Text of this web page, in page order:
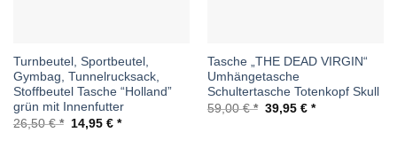
Turnbeutel, Sportbeutel,
Gymbag, Tunnelrucksack,
Stoffbeutel Tasche “Holland”
grün mit Innenfutter
26,50€
Ursprünglicher
14,95 € Aktueller
Tasche „THE DEAD VIRGIN“
Umhängetasche
Schultertasche Totenkopf Skull
59,00€
Ursprünglicher
39,95 € Aktueller